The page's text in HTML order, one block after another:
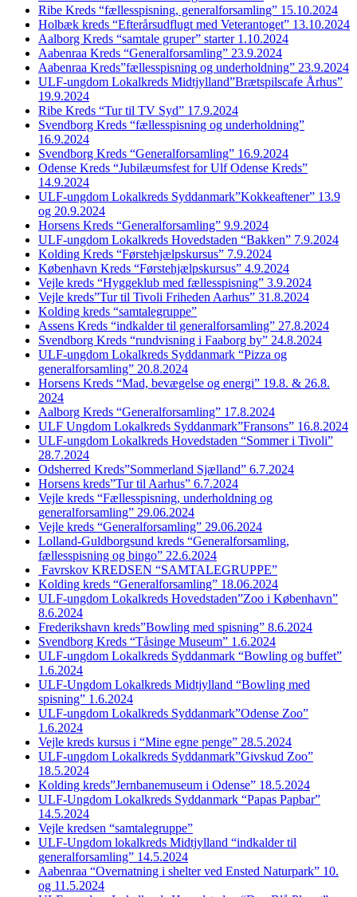
Ribe Kreds “fællesspisning, generalforsamling” 15.10.2024
Holbæk kreds “Efterårsudflugt med Veterantoget” 13.10.2024
Aalborg Kreds “samtale gruper” starter 1.10.2024
Aabenraa Kreds “Generalforsamling” 23.9.2024
Aabenraa Kreds”fællesspisning og underholdning” 23.9.2024
ULF-ungdom Lokalkreds Midtjylland”Brætspilscafe Århus”
19.9.2024
Ribe Kreds “Tur til TV Syd” 17.9.2024
Svendborg Kreds “fællesspisning og underholdning”
16.9.2024
Svendborg Kreds “Generalforsamling” 16.9.2024
Odense Kreds “Jubilæumsfest for Ulf Odense Kreds”
14.9.2024
ULF-ungdom Lokalkreds Syddanmark”Kokkeaftener” 13.9
og 20.9.2024
Horsens Kreds “Generalforsamling” 9.9.2024
ULF-ungdom Lokalkreds Hovedstaden “Bakken” 7.9.2024
Kolding Kreds “Førstehjælpskursus” 7.9.2024
København Kreds “Førstehjælpskursus” 4.9.2024
Vejle kreds “Hyggeklub med fællesspisning” 3.9.2024
Vejle kreds”Tur til Tivoli Friheden Aarhus” 31.8.2024
Kolding kreds “samtalegruppe”
Assens Kreds “indkalder til generalforsamling” 27.8.2024
Svendborg Kreds “rundvisning i Faaborg by” 24.8.2024
ULF-ungdom Lokalkreds Syddanmark “Pizza og
generalforsamling” 20.8.2024
Horsens Kreds “Mad, bevægelse og energi” 19.8. & 26.8.
2024
Aalborg Kreds “Generalforsamling” 17.8.2024
ULF Ungdom Lokalkreds Syddanmark”Fransons” 16.8.2024
ULF-ungdom Lokalkreds Hovedstaden “Sommer i Tivoli”
28.7.2024
Odsherred Kreds”Sommerland Sjælland” 6.7.2024
Horsens kreds”Tur til Aarhus” 6.7.2024
Vejle kreds “Fællesspisning, underholdning og
generalforsamling” 29.06.2024
Vejle kreds “Generalforsamling” 29.06.2024
Lolland-Guldborgsund kreds “Generalforsamling,
fællesspisning og bingo” 22.6.2024
Favrskov KREDSEN “SAMTALEGRUPPE”
Kolding kreds “Generalforsamling” 18.06.2024
ULF-ungdom Lokalkreds Hovedstaden”Zoo i København”
8.6.2024
Frederikshavn kreds”Bowling med spisning” 8.6.2024
Svendborg Kreds “Tåsinge Museum” 1.6.2024
ULF-ungdom Lokalkreds Syddanmark “Bowling og buffet”
1.6.2024
ULF-Ungdom Lokalkreds Midtjylland “Bowling med
spisning” 1.6.2024
ULF-ungdom Lokalkreds Syddanmark”Odense Zoo”
1.6.2024
Vejle kreds kursus i “Mine egne penge” 28.5.2024
ULF-ungdom Lokalkreds Syddanmark”Givskud Zoo”
18.5.2024
Kolding kreds”Jernbanemuseum i Odense” 18.5.2024
ULF-Ungdom Lokalkreds Syddanmark “Papas Papbar”
14.5.2024
Vejle kredsen “samtalegruppe”
ULF-Ungdom lokalkreds Midtjylland “indkalder til
generalforsamling” 14.5.2024
Aabenraa “Overnatning i shelter ved Ensted Naturpark” 10.
og 11.5.2024